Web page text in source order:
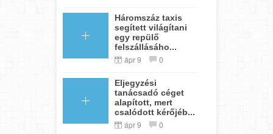
Háromszáz taxis
segített világítani
egy repülő
felszállásáho...
ápr 9 0
Eljegyzési
tanácsadó céget
alapított, mert
csalódott kérőjéb...
ápr 9 0